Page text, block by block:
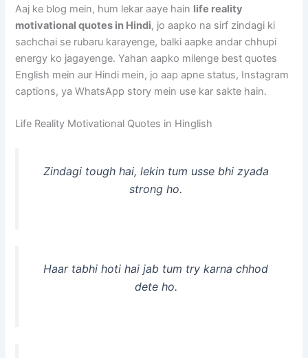
Aaj ke blog mein, hum lekar aaye hain life reality
motivational quotes in Hindi, jo aapko na sirf zindagi ki
sachchai se rubaru karayenge, balki aapke andar chhupi
energy ko jagayenge. Yahan aapko milenge best quotes
English mein aur Hindi mein, jo aap apne status, Instagram
captions, ya WhatsApp story mein use kar sakte hain.
Life Reality Motivational Quotes in Hinglish
Zindagi tough hai, lekin tum usse bhi zyada
strong ho.
Haar tabhi hoti hai jab tum try karna chhod
dete ho.